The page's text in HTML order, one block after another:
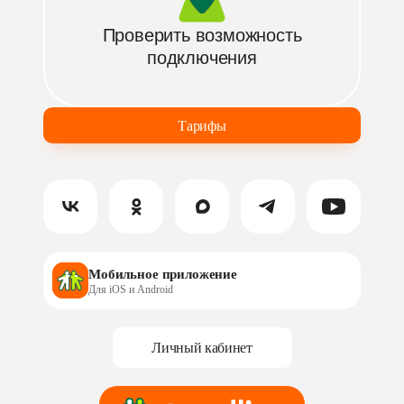
Проверить возможность
подключения
Тарифы
Мобильное приложение
Для iOS и Android
Личный кабинет